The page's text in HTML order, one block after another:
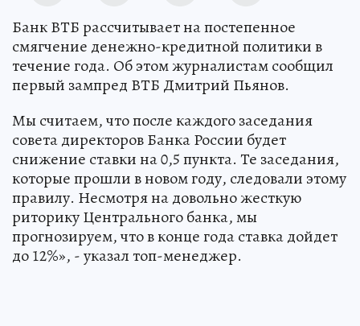
Банк ВТБ рассчитывает на постепенное
смягчение денежно-кредитной политики в
течение года. Об этом журналистам сообщил
первый зампред ВТБ Дмитрий Пьянов.
Мы считаем, что после каждого заседания
совета директоров Банка России будет
снижение ставки на 0,5 пункта. Те заседания,
которые прошли в новом году, следовали этому
правилу. Несмотря на довольно жесткую
риторику Центрального банка, мы
прогнозируем, что в конце года ставка дойдет
до 12%», - указал топ-менеджер.